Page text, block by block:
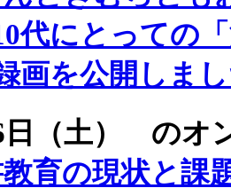
代にとっての
画を公開しま
6日（土） の
育の現状と課